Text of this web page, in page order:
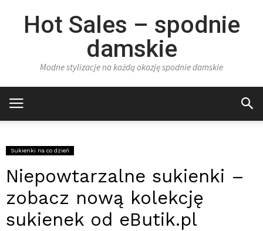
Hot Sales – spodnie
damskie
Modne stylizacje na każdą okazję spodnie damskie
Sukienki na co dzień
Niepowtarzalne sukienki –
zobacz nową kolekcję
sukienek od eButik.pl